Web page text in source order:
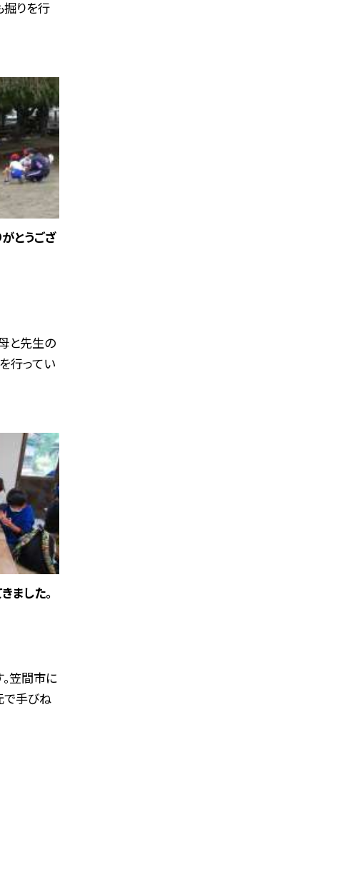
掘りを行
とうござ
母と先生の
行ってい
ました。
笠間市に
で手びね